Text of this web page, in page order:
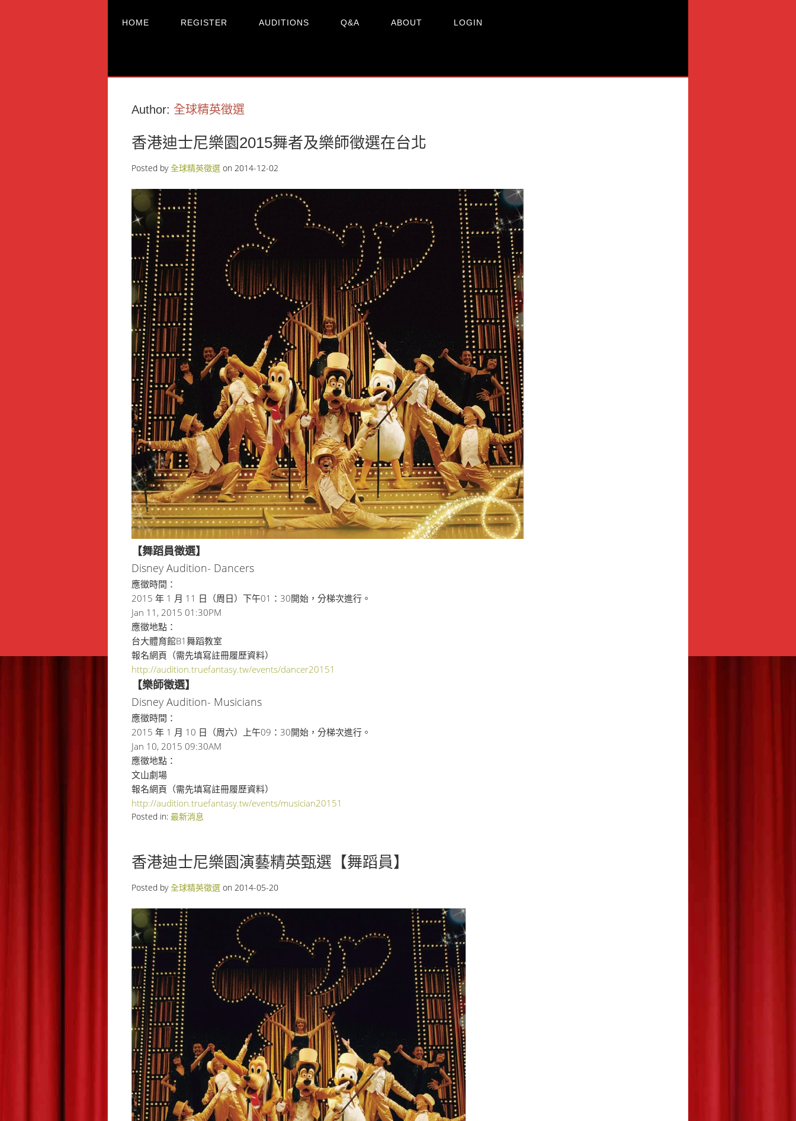
HOME REGISTER AUDITIONS Q&A ABOUT LOGIN
Author: 全球精英徵選
香港迪士尼樂園2015舞者及樂師徵選在台北
Posted by全球精英徵選 on 2014-12-02
【舞蹈員徵選】
Disney Audition- Dancers
應徵時間：
2015 年 1 月 11 日（周日）下午01：30開始，分梯次進行。
Jan 11, 2015 01:30PM
應徵地點：
台大體育館B1舞蹈教室
報名網頁（需先填寫註冊履歷資料）
http://audition.truefantasy.tw/events/dancer20151
【樂師徵選】
Disney Audition- Musicians
應徵時間：
2015 年 1 月 10 日（周六）上午09：30開始，分梯次進行。
Jan 10, 2015 09:30AM
應徵地點：
文山劇場
報名網頁（需先填寫註冊履歷資料）
http://audition.truefantasy.tw/events/musician20151
Posted in: 最新消息
香港迪士尼樂園演藝精英甄選【舞蹈員】
Posted by全球精英徵選 on 2014-05-20